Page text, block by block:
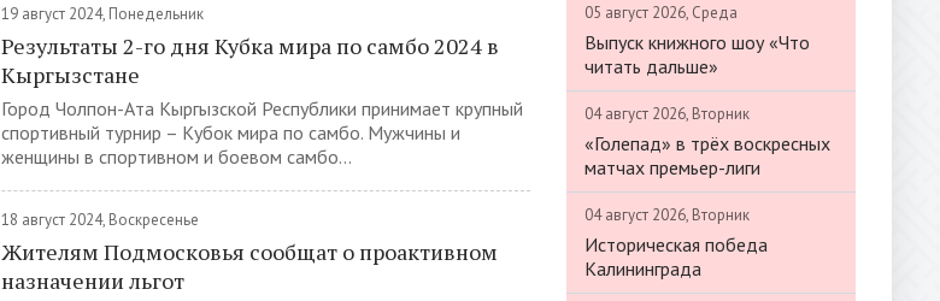
19 август 2024, Понедельник
Результаты 2-го дня Кубка мира по самбо 2024 в
Кыргызстане
Город Чолпон-Ата Кыргызской Республики принимает крупный
спортивный турнир – Кубок мира по самбо. Мужчины и
женщины в спортивном и боевом самбо...
18 август 2024, Воскресенье
Жителям Подмосковья сообщат о проактивном
назначении льгот
05 август 2026, Среда
Выпуск книжного шоу «Что
читать дальше»
04 август 2026, Вторник
«Голепад» в трёх воскресных
матчах премьер-лиги
04 август 2026, Вторник
Историческая победа
Калининграда